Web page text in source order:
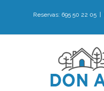
Reservas: 695 50 22 05